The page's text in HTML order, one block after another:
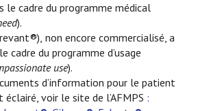
le cadre du programme médical
).
non encore commercialisé, a
cadre du programme d’usage
use).
d’information pour le patient
voir le site de l’AFMPS :